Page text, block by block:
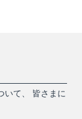
いて、 皆さまに